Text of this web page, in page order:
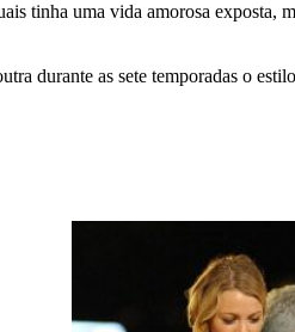
tinha uma vida amorosa exposta,
durante as sete temporadas o